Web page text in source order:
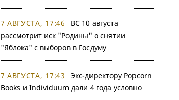
7 АВГУСТА, 17:46
ВС 10 августа
рассмотрит иск "Родины" о снятии
"Яблока" с выборов в Госдуму
7 АВГУСТА, 17:43
Экс-директору Popcorn
Books и Individuum дали 4 года условно